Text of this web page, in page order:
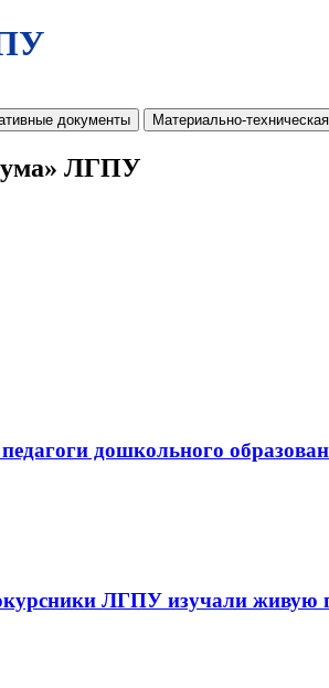
документы Материально-
ЛГПУ
дошкольного
ЛГПУ изучали живую